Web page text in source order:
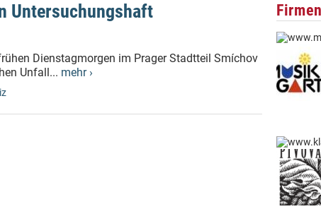
Untersuchungshaft
Dienstagmorgen im Prager Stadtteil Smíchov
Unfall... mehr ›